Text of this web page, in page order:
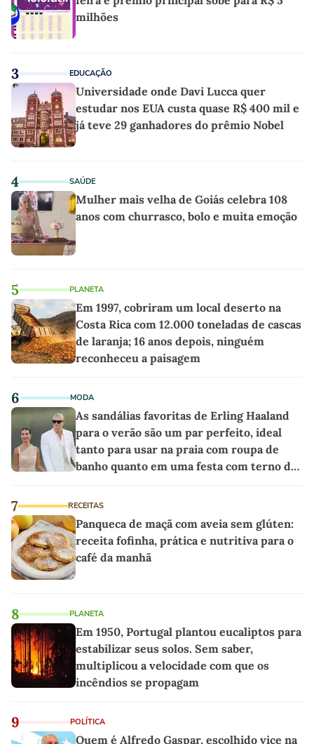
milhões
3 EDUCAÇÃO
Universidade onde Davi Lucca quer
estudar nos EUA custa quase R$ 400 mil e
já teve 29 ganhadores do prêmio Nobel
4 SAÚDE
Mulher mais velha de Goiás celebra 108
anos com churrasco, bolo e muita emoção
5 PLANETA
Em 1997, cobriram um local deserto na
Costa Rica com 12.000 toneladas de cascas
de laranja; 16 anos depois, ninguém
reconheceu a paisagem
6 MODA
As sandálias favoritas de Erling Haaland
para o verão são um par perfeito, ideal
tanto para usar na praia com roupa de
banho quanto em uma festa com terno de
7 RECEITAS
Panqueca de maçã com aveia sem glúten:
receita fofinha, prática e nutritiva para o
café da manhã
8 PLANETA
Em 1950, Portugal plantou eucaliptos para
estabilizar seus solos. Sem saber,
multiplicou a velocidade com que os
incêndios se propagam
9 POLÍTICA
Quem é Alfredo Gaspar, escolhido vice na